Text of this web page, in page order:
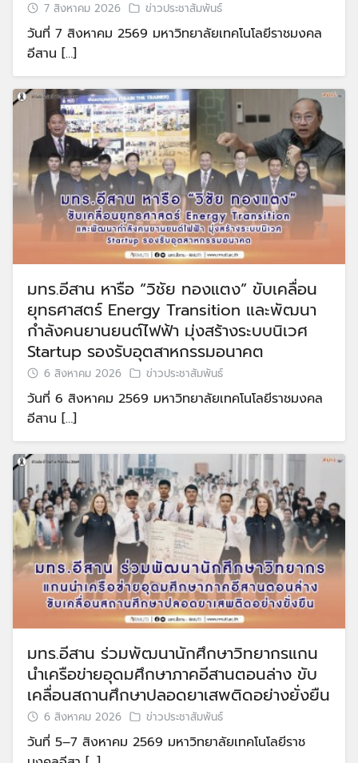
7 สิงหาคม 2026 ข่าวประชาสัมพันธ์
วันที่ 7 สิงหาคม 2569 มหาวิทยาลัยเทคโนโลยีราชมงคล
อีสาน […]
มทร.อีสาน หารือ “วิชัย ทองแตง” ขับเคลื่อน
ยุทธศาสตร์ Energy Transition และพัฒนา
กำลังคนยานยนต์ไฟฟ้า มุ่งสร้างระบบนิเวศ
Startup รองรับอุตสาหกรรมอนาคต
6 สิงหาคม 2026 ข่าวประชาสัมพันธ์
วันที่ 6 สิงหาคม 2569 มหาวิทยาลัยเทคโนโลยีราชมงคล
อีสาน […]
มทร.อีสาน ร่วมพัฒนานักศึกษาวิทยากรแกน
นำเครือข่ายอุดมศึกษาภาคอีสานตอนล่าง ขับ
เคลื่อนสถานศึกษาปลอดยาเสพติดอย่างยั่งยืน
6 สิงหาคม 2026 ข่าวประชาสัมพันธ์
วันที่ 5–7 สิงหาคม 2569 มหาวิทยาลัยเทคโนโลยีราช